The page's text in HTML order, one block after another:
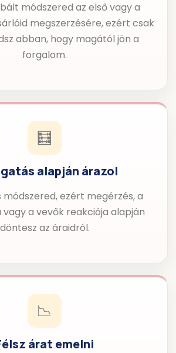
módszered az első vagy a
megszerzésére, ezért csak
abban, hogy magától jön a
forgalom.
🧮
alapján árazol
módszered, ezért megérzés, a
a vevők reakciója alapján
döntesz az áraidról.
📉
árat emelni